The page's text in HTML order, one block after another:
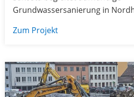
Grundwassersanierung in
Zum Projekt